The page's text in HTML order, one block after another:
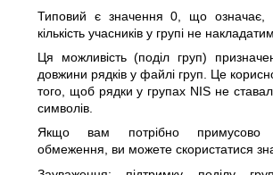
Типовий є значення 0, що
кількість учасників у групі не
Ця можливість (поділ груп)
довжини рядків у файлі груп. Це
того, щоб рядки у групах NIS не
символів.
Якщо вам потрібно примусово
обмеження, ви можете скористатися